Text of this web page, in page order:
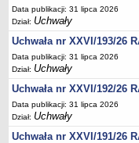
Dane teleadresowe
Tabela informacyjna
Nr konta bankowego,
Pracownicy urzędu -
Pracownicy urzędu -
Kompetencje referatów
Data publikacji: 31 lipca 2026
Dział: Uchwały
Uchwała nr XXVI/193/26
Data publikacji: 31 lipca 2026
Dział: Uchwały
Uchwała nr XXVI/192/26
Data publikacji: 31 lipca 2026
Dział: Uchwały
Uchwała nr XXVI/191/26